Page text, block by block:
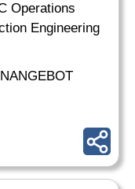
Operations
Engineering